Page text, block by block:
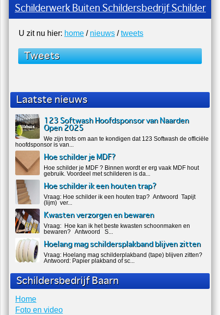
Schilderwerk Buiten Schildersbedrijf Schilder
U zit nu hier: home/ nieuws/tweets
Tweets
Laatste nieuws
123 Softwash Hoofdsponsor van Naarden
Open 2025
We zijn trots om aan te kondigen dat 123 Softwash de officiële
hoofdsponsor is van...
Hoe schilder je MDF?
Hoe schilder je MDF ? Binnen wordt er erg vaak MDF hout
gebruik. Voordeel met schilderen is da...
Hoe schilder ik een houten trap?
Vraag: Hoe schilder ik een houten trap? Antwoord Tapijt
(lijm) ver...
Kwasten verzorgen en bewaren
Vraag: Hoe kan ik het beste kwasten schoonmaken en
bewaren? Antwoord S...
Hoelang mag schildersplakband blijven zitten
Vraag: Hoelang mag schilderplakband (tape) blijven zitten?
Antwoord: Papier plakband of sc...
Schildersbedrijf Baarn
Home
Foto en video